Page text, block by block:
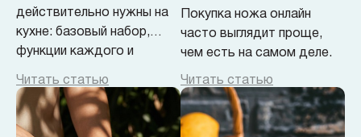
действительно нужны на
кухне: базовый набор,
функции каждого и
Разбираем, как собрать
удобный комплект без
лишних покупок.
Читать статью
Покупка ножа онлайн
часто выглядит проще,
чем есть на самом деле.
Читать статью